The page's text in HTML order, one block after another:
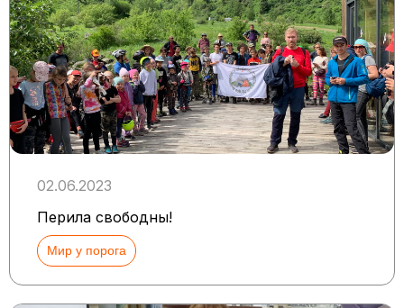
02.06.2023
Перила свободны!
Мир у порога